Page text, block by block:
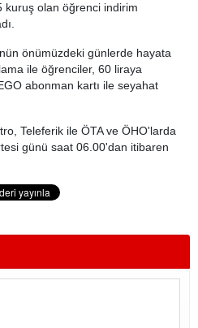
kuruş olan öğrenci indirim
önümüzdeki günlerde hayata
ile öğrenciler, 60 liraya
abonman kartı ile seyahat
Teleferik ile ÖTA ve ÖHO'larda
günü saat 06.00'dan itibaren